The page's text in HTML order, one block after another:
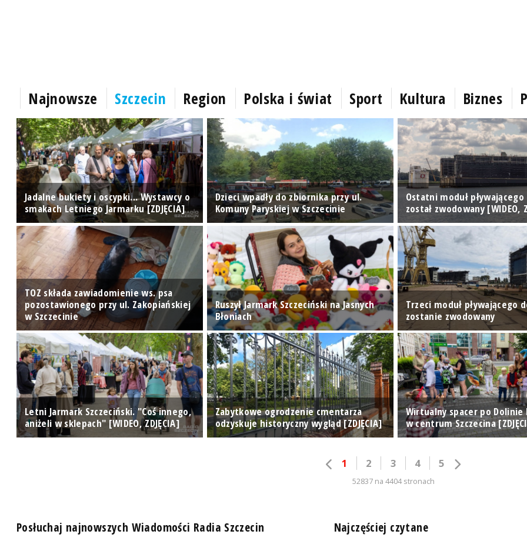
Najnowsze Szczecin Region Polska i świat Sport Kultura Biznes
Jadalne bukiety i oscypki... Wystawcy o
smakach Letniego Jarmarku [ZDJĘCIA]
Dzieci wpadły do zbiornika przy ul.
Komuny Paryskiej w Szczecinie
Ostatni moduł
został zwodowany [WIDEO,
TOZ składa zawiadomienie ws. psa
pozostawionego przy ul. Zakopiańskiej
w Szczecinie
Ruszył Jarmark Szczeciński na Jasnych
Błoniach
Trzeci moduł pływającego
zostanie zwodowany
Letni Jarmark Szczeciński. "Coś innego,
aniżeli w sklepach" [WIDEO, ZDJĘCIA]
Zabytkowe ogrodzenie cmentarza
odzyskuje historyczny wygląd [ZDJĘCIA]
Wirtualny spacer po Dolinie
w centrum Szczecina
1 2 3 4 5
52837 na 4404 stronach
Posłuchaj najnowszych Wiadomości Radia Szczecin Najczęściej czytane